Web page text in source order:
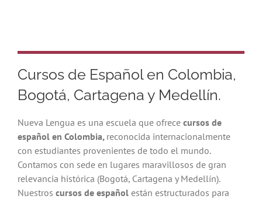
Cursos de Español en Colombia,
Bogotá, Cartagena y Medellín.
Nueva Lengua es una escuela que ofrece cursos de
español en Colombia, reconocida internacionalmente
con estudiantes provenientes de todo el mundo.
Contamos con sede en lugares maravillosos de gran
relevancia histórica (Bogotá, Cartagena y Medellín).
Nuestros cursos de español están estructurados para